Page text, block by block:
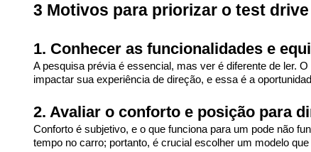
3 Motivos para priorizar o test drive
1. Conhecer as funcionalidades e
A pesquisa prévia é essencial, mas ver é diferente de ler.
impactar sua experiência de direção, e essa é a
2. Avaliar o conforto e posição para
Conforto é subjetivo, e o que funciona para um pode não
tempo no carro; portanto, é crucial escolher um modelo